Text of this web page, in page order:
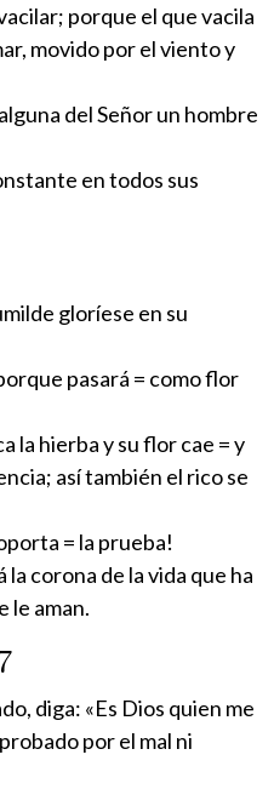
porque el que vacila
movido por el viento y
del Señor un hombre
en todos sus
gloríese en su
pasará = como flor
la hierba y su flor cae = y
así también el rico se
= la prueba!
corona de la vida que ha
le aman.
diga: «Es Dios quien me
por el mal ni